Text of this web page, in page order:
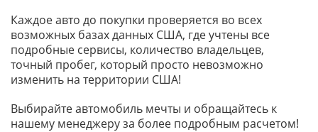
Каждое авто до покупки проверяется во всех
возможных базах данных США, где учтены все
подробные сервисы, количество владельцев,
точный пробег, который просто невозможно
изменить на территории США!
Выбирайте автомобиль мечты и обращайтесь к
нашему менеджеру за более подробным расчетом!